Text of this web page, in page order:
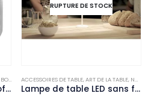
BOUGIES ET PHOTOPHORES ,NON-PALETTISABLE
Bougies chauffe-plat professionnelles Bolsius 4 heures (lot de 200)
RUPTURE DE STOCK
ACCESSOIRES DE TABLE,ART DE LA TABLE, NON-PALETTISABLE
Lampe de table LED sans fil blanche à intensité variable Securit Feline avec câble de chargement magnétique